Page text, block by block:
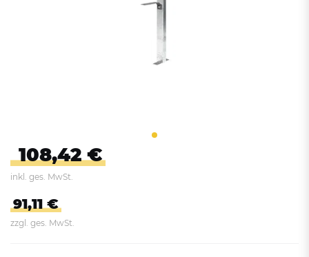
108,42 €
inkl. ges. MwSt.
91,11 €
zzgl. ges. MwSt.